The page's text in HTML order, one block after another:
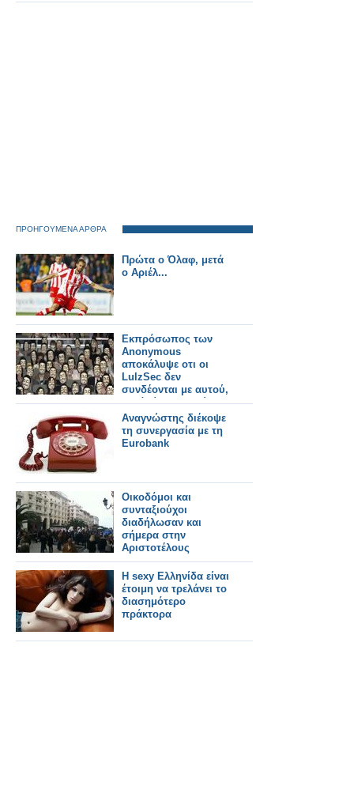
ΠΡΟΗΓΟΥΜΕΝΑ ΑΡΘΡΑ
Πρώτα ο Όλαφ, μετά
ο Αριέλ...
Εκπρόσωπος των
Anonymous
αποκάλυψε οτι οι
LulzSec δεν
συνδέονται με αυτού,
αλλά είναι εντελώς
αντίθετοι.
Αναγνώστης διέκοψε
τη συνεργασία με τη
Eurobank
Οικοδόμοι και
συνταξιούχοι
διαδήλωσαν και
σήμερα στην
Αριστοτέλους
H sexy Eλληνίδα είναι
έτοιμη να τρελάνει το
διασημότερο
πράκτορα